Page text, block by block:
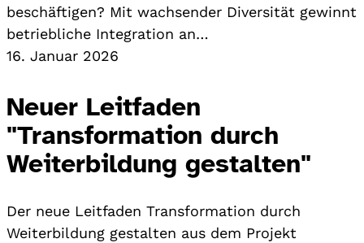
beschäftigen? Mit wachsender Diversität gewinnt
betriebliche Integration an…
16. Januar 2026
Neuer Leitfaden
"Transformation durch
Weiterbildung gestalten"
Der neue Leitfaden Transformation durch
Weiterbildung gestalten aus dem Projekt